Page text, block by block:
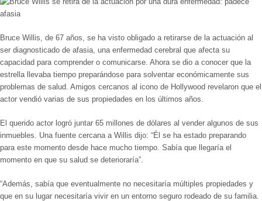
Bruce Willis, de 67 años, se ha visto obligado a retirarse de la actuación al
ser diagnosticado de afasia, una enfermedad cerebral que afecta su
capacidad para comprender o comunicarse. Ahora se dio a conocer que la
estrella llevaba tiempo preparándose para solventar económicamente sus
problemas de salud. Amigos cercanos al icono de Hollywood revelaron que el
actor vendió varias de sus propiedades en los últimos años.
El querido actor logró juntar 65 millones de dólares al vender algunos de sus
inmuebles. Una fuente cercana a Willis dijo: “Él se ha estado preparando
para este momento desde hace mucho tiempo. Sabía que llegaría el
momento en que su salud se deterioraría”.
“Además, sabía que eventualmente no necesitaría múltiples propiedades y
que en su lugar necesitaría vivir en un entorno seguro rodeado de su familia.